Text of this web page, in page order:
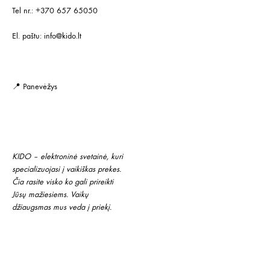
Tel nr.: +370 657 65050
El. paštu: info@kido.lt
📍 Panevėžys
KIDO – elektroninė svetainė, kuri
specializuojasi į vaikiškas prekes.
Čia rasite visko ko gali prireikti
Jūsų mažiesiems. Vaikų
džiaugsmas mus veda į priekį.